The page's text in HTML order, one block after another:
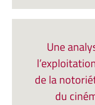
Une
de la
du